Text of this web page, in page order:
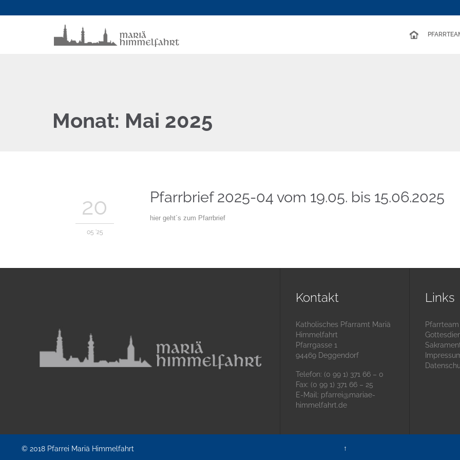
Monat: Mai 2025
20
05 '25
Pfarrbrief 2025-04 vom 19.05. bis 15.06.2025
hier geht´s zum Pfarrbrief
Kontakt
Katholisches Pfarramt Mariä
Himmelfahrt
Pfarrgasse 1
94469 Deggendorf
Telefon: (0 99 1) 371 66 – 0
Fax: (0 99 1) 371 66 – 25
E-Mail: pfarrei@mariae-
himmelfahrt.de
Links
Pfarrteam
© 2018 Pfarrei Mariä Himmelfahrt ↑